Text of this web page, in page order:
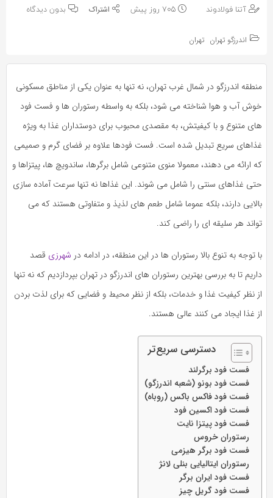
به
بگذارید.
لینک
آتنا فولادوند به
بگذارید.
کپی
بدون دیدگاه
اندرزگو تهران تهران
منطقه اندرزگو در شمال غرب تهران، نه تنها به عنوان یکی از مناطق مسکونی
خوش آب و هوا شناخته می‌ شود، بلکه به واسطه رستوران‌ ها و فست فود
های متنوع و با کیفیتش، به مقصدی محبوب برای دوستداران غذا به ویژه
غذاهای سریع تبدیل شده است. فست فودها علاوه بر فضای گرم و صمیمی
که ارائه می‌ دهند، معمولا منوی متنوعی شامل برگرها، ساندویچ‌ ها، پیتزاها و
حتی غذاهای سنتی را شامل می‌ شوند. این غذاها نه تنها سرعت آماده‌ سازی
بالایی دارند، بلکه عموما شامل طعم‌ های لذیذ و متفاوتی هستند که می‌
تواند هر سلیقه ای را راضی کند.
با توجه به تنوع بالا رستوران‌ ها در این منطقه، در ادامه در شهرزی قصد
داریم تا به بررسی بهترین رستوران های اندرزگو در تهران بپردازدیم که نه‌ تنها
از نظر کیفیت غذا و خدمات، بلکه از نظر محیط و فضایی که برای لذت بردن
از غذا ایجاد می‌ کنند عالی هستند.
دسترسی سریع‌تر
فست فود برگرلند
فست فود بونو (شعبه اندرزگو)
فست فود فاکس باکس (روباه)
فست فود اکسین فود
فست فود پیتزا نایت
رستوران خروس
فست فود برگر هیزمی
رستوران ایتالیایی بنلی لانژ
فست فود ایران برگر
فست فود گریل چیز